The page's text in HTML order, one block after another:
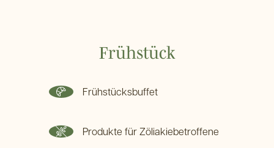
Frühstück
Frühstücksbuffet
Produkte für Zöliakiebetroffene